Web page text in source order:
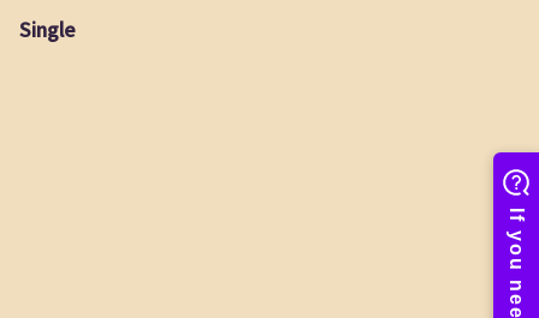
Single